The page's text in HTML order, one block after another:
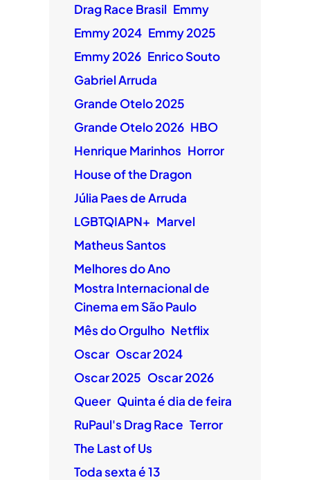
Drag Race Brasil Emmy
Emmy 2024 Emmy 2025
Emmy 2026 Enrico Souto
Gabriel Arruda
Grande Otelo 2025
Grande Otelo 2026 HBO
Henrique Marinhos Horror
House of the Dragon
Júlia Paes de Arruda
LGBTQIAPN+ Marvel
Matheus Santos
Melhores do Ano
Mostra Internacional de
Cinema em São Paulo
Mês do Orgulho Netflix
Oscar Oscar 2024
Oscar 2025 Oscar 2026
Queer Quinta é dia de feira
RuPaul's Drag Race Terror
The Last of Us
Toda sexta é 13